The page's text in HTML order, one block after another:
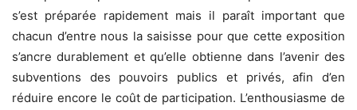
s’est préparée rapidement mais il paraît important que
chacun d’entre nous la saisisse pour que cette exposition
s’ancre durablement et qu’elle obtienne dans l’avenir des
subventions des pouvoirs publics et privés, afin d’en
réduire encore le coût de participation. L’enthousiasme de